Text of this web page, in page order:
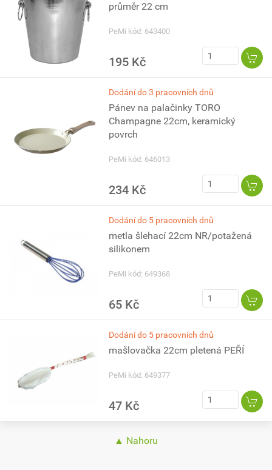
průměr 22 cm
PeMi kód: 643400
195 Kč
Dodání do 3 pracovních dnů
Pánev na palačinky TORO
Champagne 22cm, keramický
povrch
PeMi kód: 646013
234 Kč
Dodání do 5 pracovních dnů
metla šlehací 22cm NR/potažená
silikonem
PeMi kód: 649368
65 Kč
Dodání do 5 pracovních dnů
mašlovačka 22cm pletená PEŘÍ
PeMi kód: 649377
47 Kč
▲ Nahoru